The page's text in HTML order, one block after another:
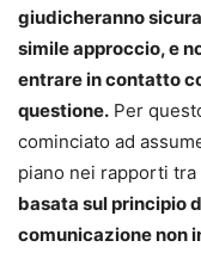
giudicheranno
simile approccio, e
entrare in contatto
questione. Per
cominciato ad
piano nei rapporti
basata sul principio
comunicazione non